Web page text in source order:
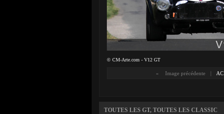
© CM-Arte.com - V12 GT
« Image précédente | AC
TOUTES LES GT, TOUTES LES CLASSIC